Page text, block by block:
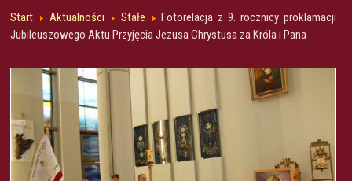
Start Aktualności Stałe
Fotorelacja z 9. rocznicy proklamacji
Jubileuszowego Aktu Przyjęcia Jezusa Chrystusa za Króla i Pana